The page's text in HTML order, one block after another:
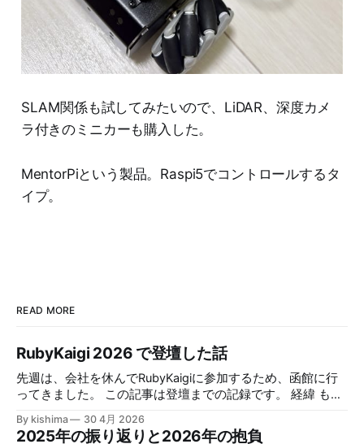
SLAM関係も試してみたいので、LiDAR、深度カメ
ラ付きのミニカーも購入した。
MentorPiという製品。Raspi5でコントロールするタ
イプ。
READ MORE
RubyKaigi 2026 で登壇した話
先週は、会社を休んでRubyKaigiに参加するため、函館に行
ってきました。 この記事は登壇までの記録です。 経緯 もと
のRubyKaigiでした。ただちょうどCOVID-19の拡大の時期と
By kishima 30 4月 2026
2025年の振り返りと2026年の抱負